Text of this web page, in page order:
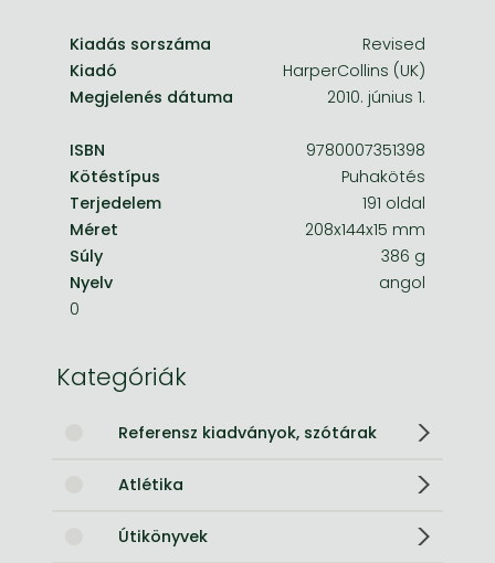
Kiadás sorszáma
Revised
Kiadó
HarperCollins (UK)
Megjelenés dátuma
2010. június 1.
ISBN
9780007351398
Kötéstípus
Puhakötés
Terjedelem
191 oldal
Méret
208x144x15 mm
Súly
386 g
Nyelv
angol
0
Kategóriák
Referensz kiadványok, szótárak
Atlétika
Útikönyvek